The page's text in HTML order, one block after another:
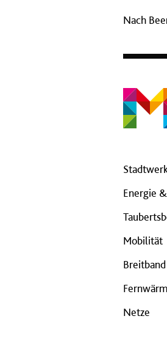
Nach
Energie
Mobilität
Breitband
Netze